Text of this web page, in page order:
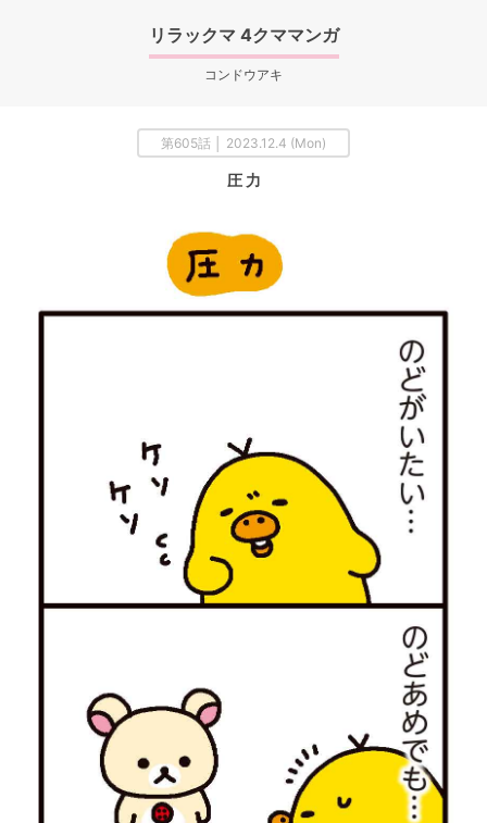
リラックマ 4クママンガ
コンドウアキ
第605話 │ 2023.12.4 (Mon)
圧 力